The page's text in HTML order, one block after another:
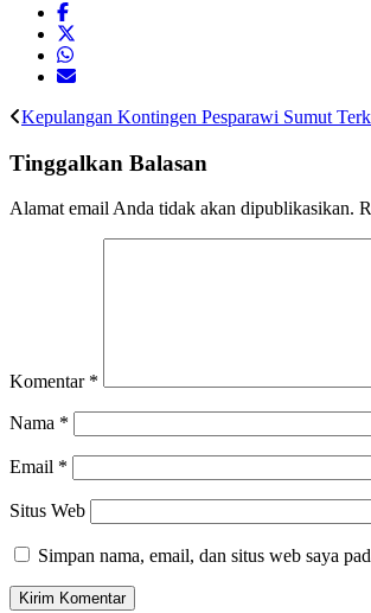
Kepulangan Kontingen Pesparawi Sumut
Tinggalkan Balasan
Alamat email Anda tidak akan dipublikasikan.
Komentar *
Nama *
Email *
Situs Web
Simpan nama, email, dan situs web saya